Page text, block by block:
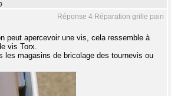
Réponse 4 Réparation grille pain
peut apercevoir une vis, cela ressemble à
vis Torx.
les magasins de bricolage des tournevis ou